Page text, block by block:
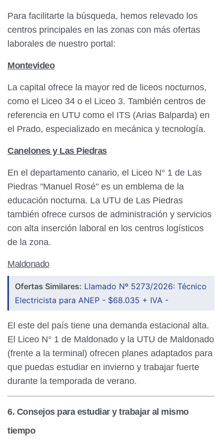
Para facilitarte la búsqueda, hemos relevado los
centros principales en las zonas con más ofertas
laborales de nuestro portal:
Montevideo
La capital ofrece la mayor red de liceos nocturnos,
como el Liceo 34 o el Liceo 3. También centros de
referencia en UTU como el ITS (Arias Balparda) en
el Prado, especializado en mecánica y tecnología.
Canelones y Las Piedras
En el departamento canario, el Liceo N° 1 de Las
Piedras "Manuel Rosé" es un emblema de la
educación nocturna. La UTU de Las Piedras
también ofrece cursos de administración y servicios
con alta inserción laboral en los centros logísticos
de la zona.
Maldonado
Ofertas Similares: Llamado Nº 5273/2026: Técnico
Electricista para ANEP - $68.035 + IVA -
El este del país tiene una demanda estacional alta.
El Liceo N° 1 de Maldonado y la UTU de Maldonado
(frente a la terminal) ofrecen planes adaptados para
que puedas estudiar en invierno y trabajar fuerte
durante la temporada de verano.
6. Consejos para estudiar y trabajar al mismo
tiempo